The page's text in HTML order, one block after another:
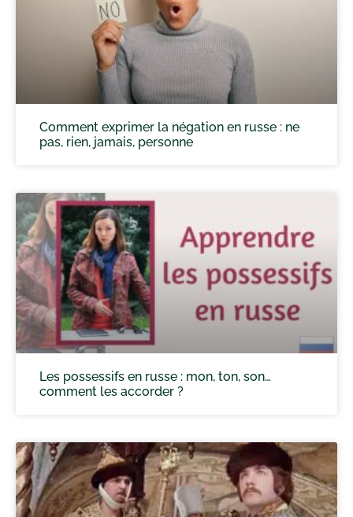
Comment exprimer la négation en russe : ne
pas, rien, jamais, personne
Les possessifs en russe : mon, ton, son…
comment les accorder ?